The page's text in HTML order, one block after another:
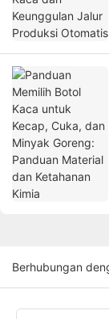
Berhubungan